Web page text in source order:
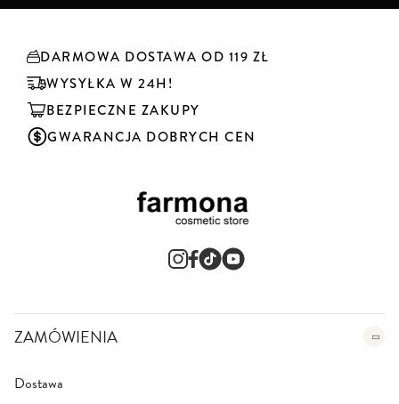
k
t
e
r
DARMOWA DOSTAWA OD 119 ZŁ
WYSYŁKA W 24H!
BEZPIECZNE ZAKUPY
GWARANCJA DOBRYCH CEN
ZAMÓWIENIA
Dostawa